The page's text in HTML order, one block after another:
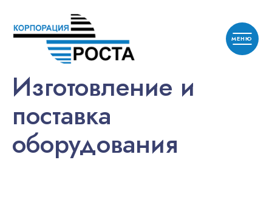
Изготовление и
поставка
оборудования